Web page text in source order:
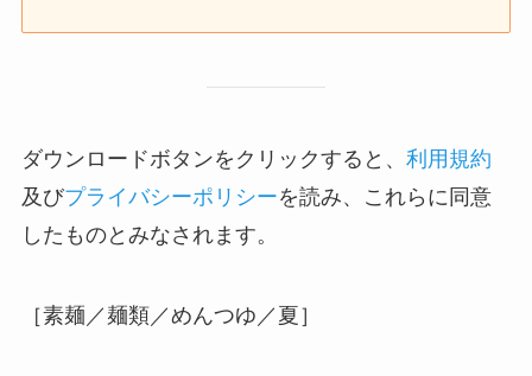
ダウンロードボタンをクリックすると、 利用規約
及びプライバシーポリシーを読み、これらに同意
したものとみなされます。
［素麺／麺類／めんつゆ／夏］